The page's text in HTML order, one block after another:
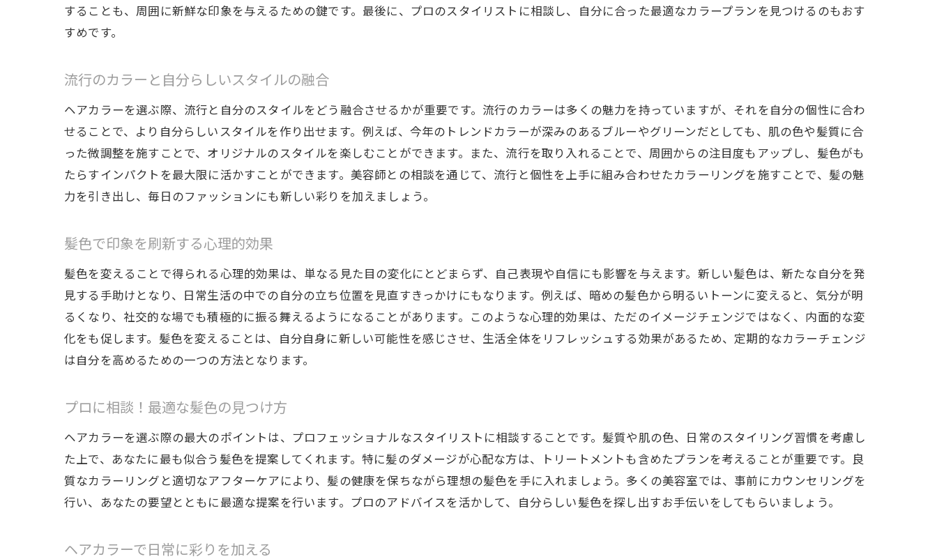
ヘアカラーを通じたストレス解消法
肌のトーンに合わせたヘアカラーの選び方
顔色を明るく見せるカラーの法則
プロが教える似合う色の見つけ方
シーズンごとのおすすめカラー提案
色選びで魅力を引き出すポイント
失敗しないカラー選びの確認事項
美容室でのカウンセリングの重要性
プロの技術で理想の色を実現
サロンでのカラーリングプロセスを解説
カラー後のダメージケアの重要性
トリートメントがもたらす艶効果の秘密
髪の健康を守るためのケアの基本
することも、周囲に新鮮な印象を与えるための鍵です。最後に、プロのスタイリストに相談し、自分に合った最適なカラープランを見つけるのもおす
すめです。
流行のカラーと自分らしいスタイルの融合
ヘアカラーを選ぶ際、流行と自分のスタイルをどう融合させるかが重要です。流行のカラーは多くの魅力を持っていますが、それを自分の個性に合わ
せることで、より自分らしいスタイルを作り出せます。例えば、今年のトレンドカラーが深みのあるブルーやグリーンだとしても、肌の色や髪質に合
った微調整を施すことで、オリジナルのスタイルを楽しむことができます。また、流行を取り入れることで、周囲からの注目度もアップし、髪色がも
たらすインパクトを最大限に活かすことができます。美容師との相談を通じて、流行と個性を上手に組み合わせたカラーリングを施すことで、髪の魅
力を引き出し、毎日のファッションにも新しい彩りを加えましょう。
髪色で印象を刷新する心理的効果
髪色を変えることで得られる心理的効果は、単なる見た目の変化にとどまらず、自己表現や自信にも影響を与えます。新しい髪色は、新たな自分を発
見する手助けとなり、日常生活の中での自分の立ち位置を見直すきっかけにもなります。例えば、暗めの髪色から明るいトーンに変えると、気分が明
るくなり、社交的な場でも積極的に振る舞えるようになることがあります。このような心理的効果は、ただのイメージチェンジではなく、内面的な変
化をも促します。髪色を変えることは、自分自身に新しい可能性を感じさせ、生活全体をリフレッシュする効果があるため、定期的なカラーチェンジ
は自分を高めるための一つの方法となります。
プロに相談！最適な髪色の見つけ方
ヘアカラーを選ぶ際の最大のポイントは、プロフェッショナルなスタイリストに相談することです。髪質や肌の色、日常のスタイリング習慣を考慮し
た上で、あなたに最も似合う髪色を提案してくれます。特に髪のダメージが心配な方は、トリートメントも含めたプランを考えることが重要です。良
質なカラーリングと適切なアフターケアにより、髪の健康を保ちながら理想の髪色を手に入れましょう。多くの美容室では、事前にカウンセリングを
行い、あなたの要望とともに最適な提案を行います。プロのアドバイスを活かして、自分らしい髪色を探し出すお手伝いをしてもらいましょう。
ヘアカラーで日常に彩りを加える